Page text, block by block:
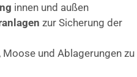
innen und außen
zur Sicherung der
Moose und Ablagerungen zu